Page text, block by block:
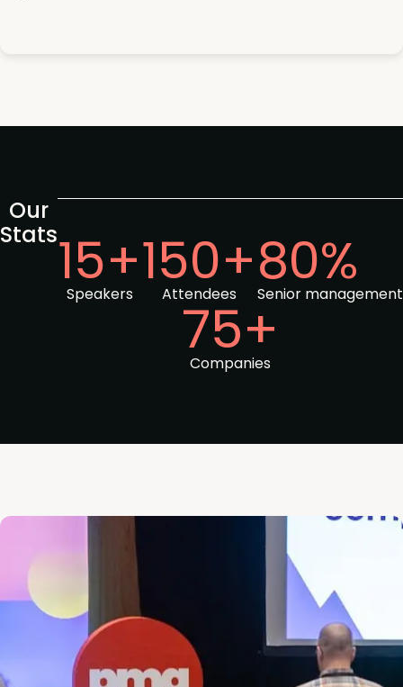
Our
Stats15+
Speakers 150+
Attendees 80%
Senior management
75+
Companies